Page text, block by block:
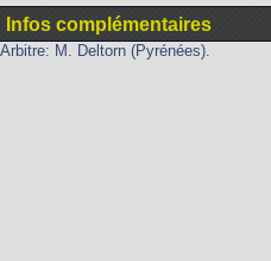
Infos complémentaires
Arbitre: M. Deltorn (Pyrénées).